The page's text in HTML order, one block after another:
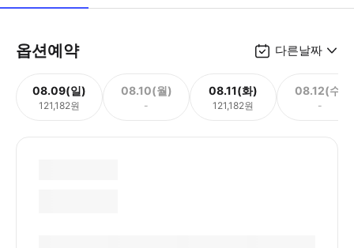
옵션예약 다른날짜
08.09(일)
121,182원
08.10(월)
-
08.11(화)
121,182원
08.12(수)
-